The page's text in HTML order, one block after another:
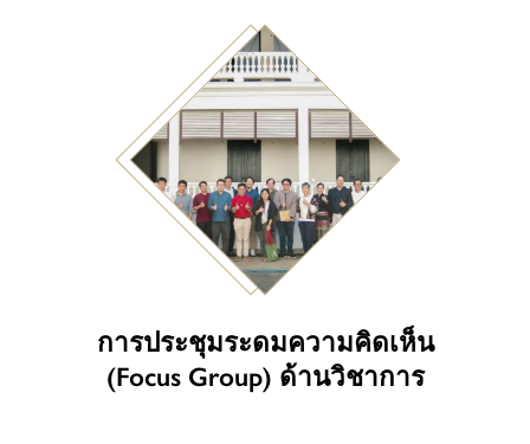
การประชุมระดมความคิดเห็น
(Focus Group) ด้านวิชาการ